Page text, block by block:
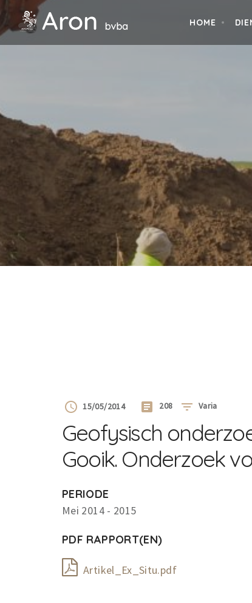
HOME
15/05/2014 208 Varia
Geofysisch
Gooik. Onderzoek
PERIODE
Mei 2014 - 2015
PDF RAPPORT(EN)
Artikel_Ex_Situ.pdf